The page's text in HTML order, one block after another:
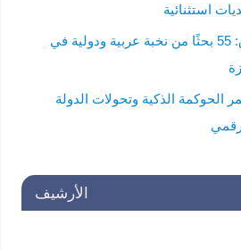
استثنائية
زخم علمي غير مسبوق: 55 بحثًا من نخبة عربية ودولية في
الحوكمة الذكية وتحولات الدولة
الأرشيف